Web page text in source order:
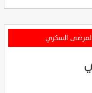
لمرضى السكري